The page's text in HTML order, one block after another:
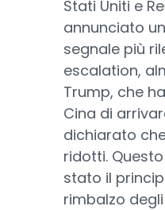
Stati Uniti e
annunciato
segnale più
escalation,
Trump, che
Cina di
dichiarato
ridotti.
stato il
rimbalzo